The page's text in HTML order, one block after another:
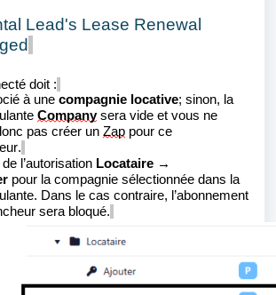
Lead's Lease Renewal
doit :
à une compagnie locative; sinon, la
Company sera vide et vous ne
pas créer un Zap pour ce
l’autorisation Locataire →
pour la compagnie sélectionnée dans la
Dans le cas contraire, l’abonnement
sera bloqué.